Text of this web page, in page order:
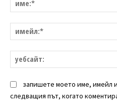
запишете моето име, имейл
следващия път, когато